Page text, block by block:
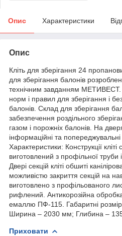
Опис Характеристики
Опис
Кліть для зберігання 24
для зберігання балонів
технічним завданням МЕТИВЕСТ.
норм і правил для зберігання і
балонів. Склад для зберігання
забезпечення роздільного
газом і порожніх балонів. На
інформаційні та попереджувальні
Характеристики: Конструкції
виготовлений з профільної
Двері секцій кліті обшиті
можливістю закриття секцій на
виготовлено з профільованого
рифлений. Антикорозійна
емаллю ПФ-115. Габаритні
Ширина – 2030 мм; Глибина –
Приховати